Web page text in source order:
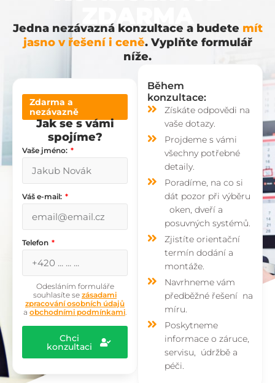
ZDARMA
Jedna nezávazná konzultace a budete mít
jasno v řešení i ceně. Vyplňte formulář
níže.
Zdarma a
nezávazně
Jak se s vámi
spojíme?
Vaše jméno:
Váš e-mail:
Telefon
Odesláním formuláře
souhlasíte se zásadami
zpracování osobních údajů
a obchodními podmínkami
Chci
konzultaci
Během
konzultace:
Získáte odpovědi na
vaše dotazy.
Projdeme s vámi
všechny potřebné
detaily.
Poradíme, na co si
dát pozor při výběru
oken, dveří a
posuvných systémů.
Zjistíte orientační
termín dodání a
montáže.
Navrhneme vám
předběžné řešení na
míru.
Poskytneme
informace o záruce,
servisu, údržbě a
péči.